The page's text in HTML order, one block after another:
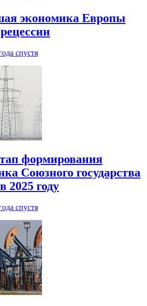
экономика Европы
спустя
формирования
Союзного государства
2025 году
спустя